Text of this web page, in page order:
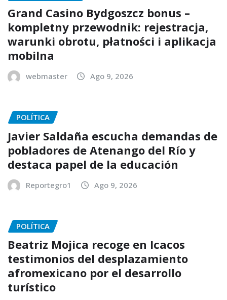
Grand Casino Bydgoszcz bonus –
kompletny przewodnik: rejestracja,
warunki obrotu, płatności i aplikacja
mobilna
webmaster Ago 9, 2026
POLÍTICA
Javier Saldaña escucha demandas de
pobladores de Atenango del Río y
destaca papel de la educación
Reportegro1 Ago 9, 2026
POLÍTICA
Beatriz Mojica recoge en Icacos
testimonios del desplazamiento
afromexicano por el desarrollo
turístico